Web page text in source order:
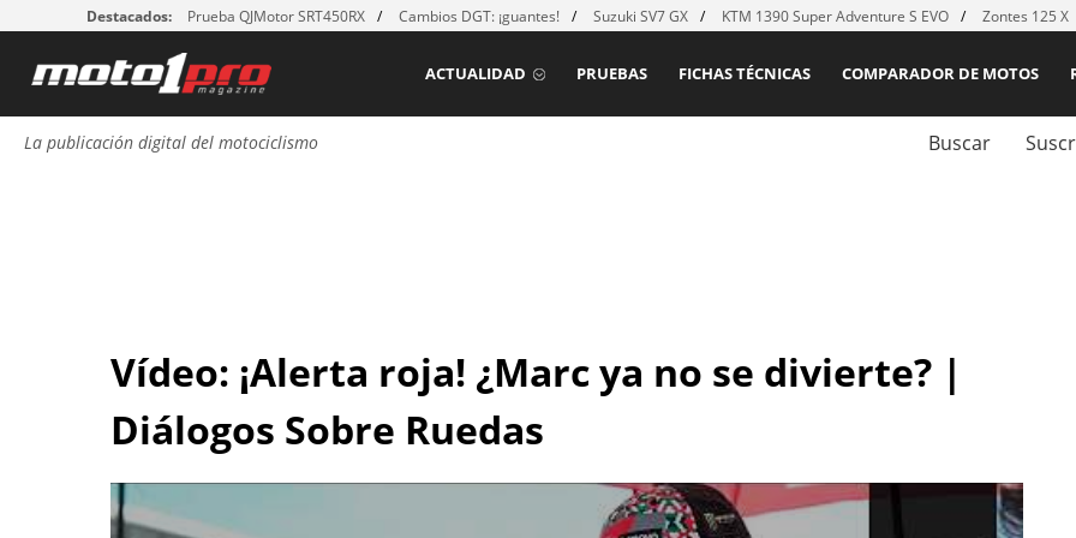
Destacados: Prueba QJMotor SRT450RX Cambios DGT: ¡guantes! Suzuki SV7 GX KTM 1390 Super Adventure S EVO Zontes 125 X
COMPARADOR DE MOTOS
FICHAS TÉCNICAS
PRUEBAS
ACTUALIDAD
La publicación digital del motociclismo Buscar
Vídeo: ¡Alerta roja! ¿Marc ya no se divierte? |
Diálogos Sobre Ruedas